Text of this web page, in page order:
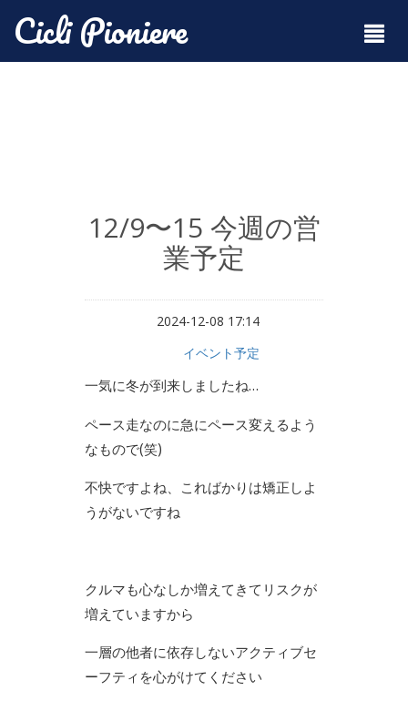
Cicli Pioniere
12/9〜15 今週の営
業予定
2024-12-08 17:14
イベント予定
一気に冬が到来しましたね…
ペース走なのに急にペース変えるよう
なもので(笑)
不快ですよね、こればかりは矯正しよ
うがないですね
クルマも心なしか増えてきてリスクが
増えていますから
一層の他者に依存しないアクティブセ
ーフティを心がけてください